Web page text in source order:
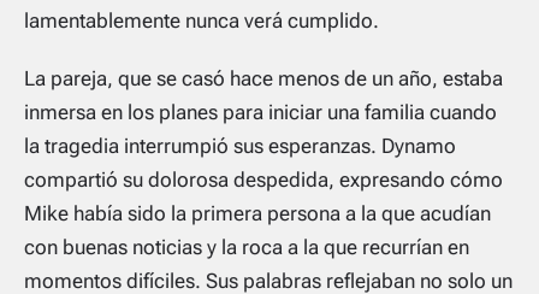
lamentablemente nunca verá cumplido.
La pareja, que se casó hace menos de un año, estaba
inmersa en los planes para iniciar una familia cuando
la tragedia interrumpió sus esperanzas. Dynamo
compartió su dolorosa despedida, expresando cómo
Mike había sido la primera persona a la que acudían
con buenas noticias y la roca a la que recurrían en
momentos difíciles. Sus palabras reflejaban no solo un